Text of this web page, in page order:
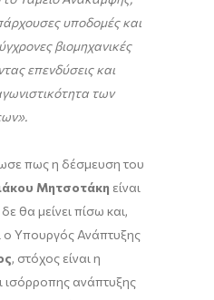
υποδομές και
βιομηχανικές
επενδύσεις και
των
πως η δέσμευση του
Μητσοτάκη είναι
θα μείνει πίσω και,
ο Υπουργός Ανάπτυξης
, στόχος είναι η
ισόρροπης ανάπτυξης